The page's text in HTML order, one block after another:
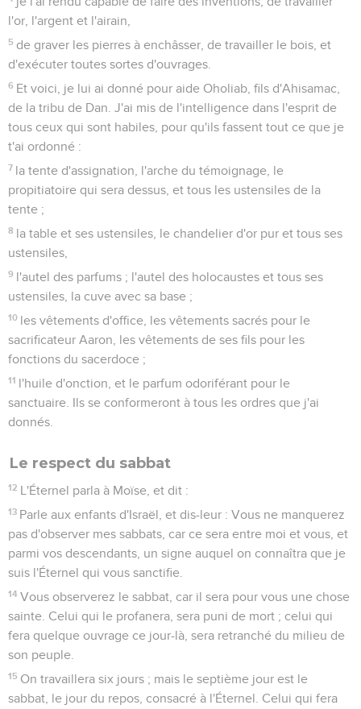
l'or, l'argent et l'airain,
5 de graver les pierres à enchâsser, de travailler le bois, et
d'exécuter toutes sortes d'ouvrages.
6 Et voici, je lui ai donné pour aide Oholiab, fils d'Ahisamac,
de la tribu de Dan. J'ai mis de l'intelligence dans l'esprit de
tous ceux qui sont habiles, pour qu'ils fassent tout ce que je
t'ai ordonné :
7 la tente d'assignation, l'arche du témoignage, le
propitiatoire qui sera dessus, et tous les ustensiles de la
tente ;
8 la table et ses ustensiles, le chandelier d'or pur et tous ses
ustensiles,
9 l'autel des parfums ; l'autel des holocaustes et tous ses
ustensiles, la cuve avec sa base ;
10 les vêtements d'office, les vêtements sacrés pour le
sacrificateur Aaron, les vêtements de ses fils pour les
fonctions du sacerdoce ;
11 l'huile d'onction, et le parfum odoriférant pour le
sanctuaire. Ils se conformeront à tous les ordres que j'ai
donnés.
Le respect du sabbat
12 L'Éternel parla à Moïse, et dit :
13 Parle aux enfants d'Israël, et dis-leur : Vous ne manquerez
pas d'observer mes sabbats, car ce sera entre moi et vous, et
parmi vos descendants, un signe auquel on connaîtra que je
suis l'Éternel qui vous sanctifie.
14 Vous observerez le sabbat, car il sera pour vous une chose
sainte. Celui qui le profanera, sera puni de mort ; celui qui
fera quelque ouvrage ce jour-là, sera retranché du milieu de
son peuple.
15 On travaillera six jours ; mais le septième jour est le
sabbat, le jour du repos, consacré à l'Éternel. Celui qui fera